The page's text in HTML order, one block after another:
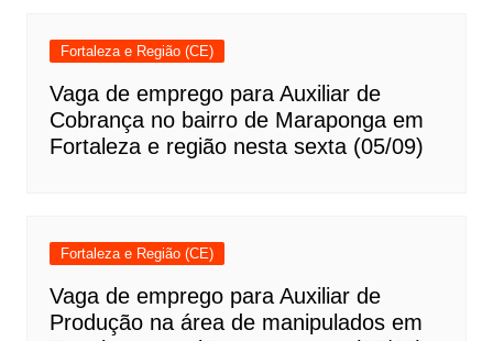
Fortaleza e Região (CE)
Vaga de emprego para Auxiliar de
Cobrança no bairro de Maraponga em
Fortaleza e região nesta sexta (05/09)
Fortaleza e Região (CE)
Vaga de emprego para Auxiliar de
Produção na área de manipulados em